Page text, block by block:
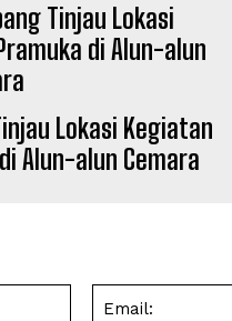
Lokasi Kegiatan
Alun-alun Cemara